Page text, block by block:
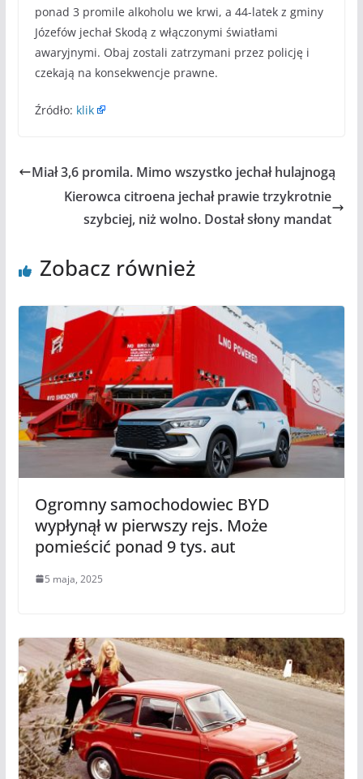
ponad 3 promile alkoholu we krwi, a 44-latek z gminy
Józefów jechał Skodą z włączonymi światłami
awaryjnymi. Obaj zostali zatrzymani przez policję i
czekają na konsekwencje prawne.
Źródło: klik
Miał 3,6 promila. Mimo wszystko jechał hulajnogą
Kierowca citroena jechał prawie trzykrotnie
szybciej, niż wolno. Dostał słony mandat
Zobacz również
Ogromny samochodowiec BYD
wypłynął w pierwszy rejs. Może
pomieścić ponad 9 tys. aut
5 maja, 2025